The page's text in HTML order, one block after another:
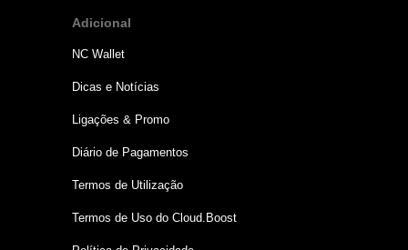
Adicional
NC Wallet
Dicas e Notícias
Ligações & Promo
Diário de Pagamentos
Termos de Utilização
Termos de Uso do Cloud.Boost